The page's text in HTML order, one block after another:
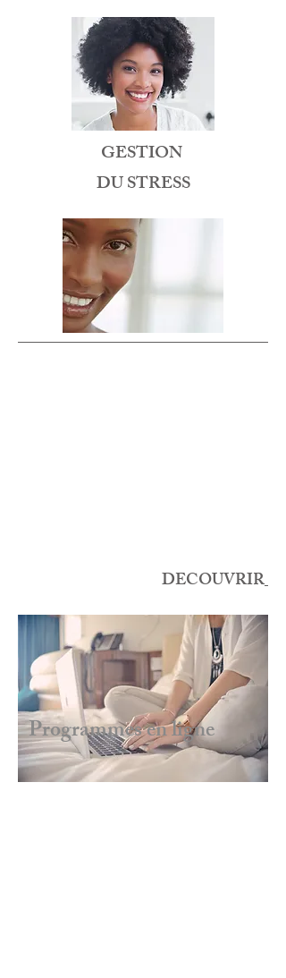
GESTION
DU STRESS
DECOUVRIR
Programmes en ligne